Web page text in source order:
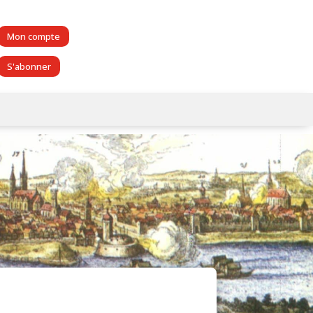
Mon compte
S'abonner